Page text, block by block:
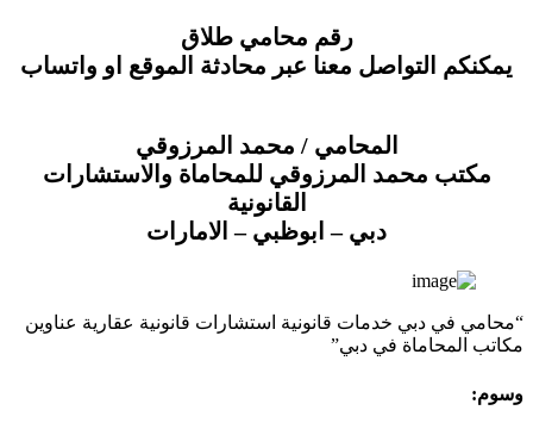
رقم محامي طلاق
يمكنكم التواصل معنا عبر محادثة الموقع او واتساب
المحامي / محمد المرزوقي
مكتب محمد المرزوقي للمحاماة والاستشارات
القانونية
دبي – ابوظبي – الامارات
“محامي في دبي خدمات قانونية استشارات قانونية عقارية عناوين
مكاتب المحاماة في دبي”
وسوم: